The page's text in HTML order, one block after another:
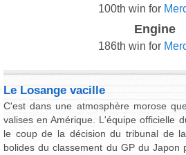
100th win for
Engine
186th win for
Le Losange vacille
C'est dans une atmosphère morose
valises en Amérique. L'équipe officielle
le coup de la décision du tribunal de
bolides du classement du GP du Japon